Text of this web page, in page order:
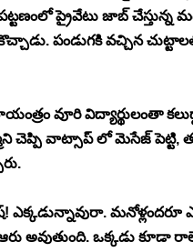
ప్రైవేటు జాబ్ చేస్తున్న
పండుగకి వచ్చిన
వూరి విద్యార్థులంతా
చెప్పి వాట్సాప్ లో మెసేజ్ పెట్టి,
మనోళ్లందరూ
అవుతుంది. ఒక్కడు కూడా